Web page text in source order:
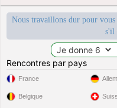
Nous travaillons dur pour
s'il
Rencontres par pays
France
Belgique